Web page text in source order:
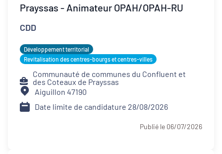
Prayssas - Animateur OPAH/OPAH-RU
CDD
Développement territorial
Revitalisation des centres-bourgs et centres-villes
Communauté de communes du Confluent et
des Coteaux de Prayssas
Aiguillon 47190
Date limite de candidature 28/08/2026
Publié le 06/07/2026